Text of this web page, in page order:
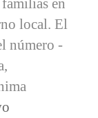
local. El
número -